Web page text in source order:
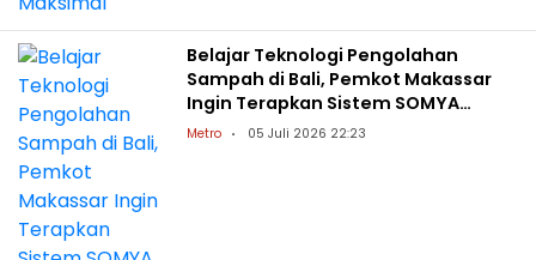
Belajar Teknologi Pengolahan
Sampah di Bali, Pemkot Makassar
Ingin Terapkan Sistem SOMYA
Digester
Metro 05 Juli 2026 22:23